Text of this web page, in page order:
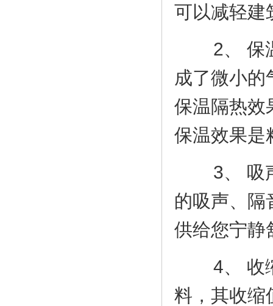
可以减轻建
2、 保温
成了微小的
保温隔热效
保温效果
3、 吸声
的吸声、隔
供给您宁静
4、 收缩
料，其收缩